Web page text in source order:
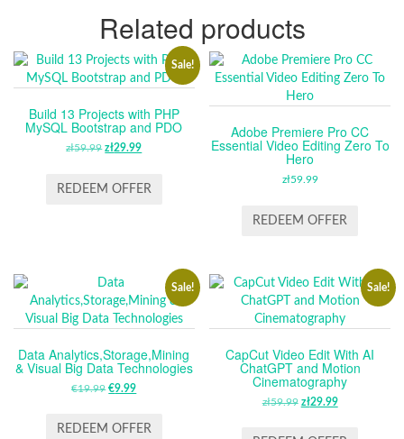
Related products
Sale!
Build 13 Projects with PHP
MySQL Bootstrap and PDO
zł59.99 ORIGINAL
WAS:
zł29.99CURRENT
IS:
REDEEM OFFER
Adobe Premiere Pro CC
Essential Video Editing Zero To
Hero
zł59.99
REDEEM OFFER
Sale!
Data Analytics,Storage,Mining
& Visual Big Data Technologies
€19.99 ORIGINAL
WAS:
€9.99CURRENT
IS:
REDEEM OFFER
Sale!
CapCut Video Edit With AI
ChatGPT and Motion
Cinematography
zł59.99 ORIGINAL
zł29.99CURRENT